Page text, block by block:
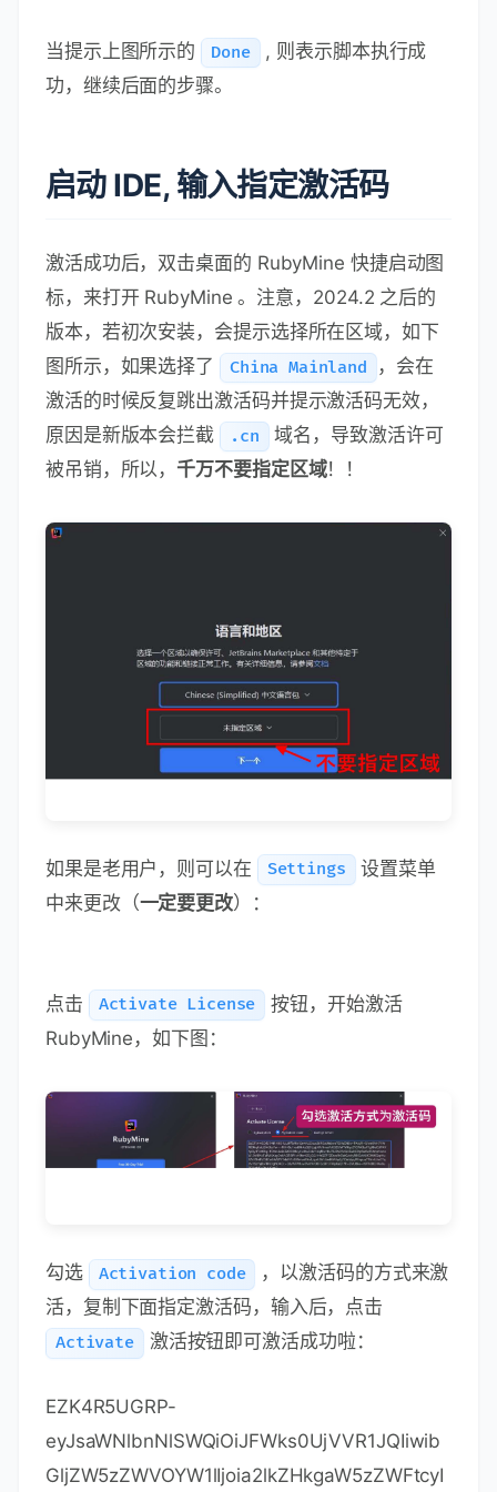
破解成功，会提示 Done
当提示上图所示的 Done , 则表示脚本执行成
功，继续后面的步骤。
启动 IDE, 输入指定激活码
版本，若初次安装，会提示选择所在区域，如下
图所示，如果选择了 China Mainland
激活的时候反复跳出激活码并提示激活码无效，
.cn 域名，导致激活许可
千万不要指定区域！！
如果是老用户，则可以在 Settings 设置菜单
点击 Activate License 按钮，开始激活